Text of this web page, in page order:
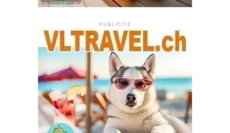
PUBLICITÉ